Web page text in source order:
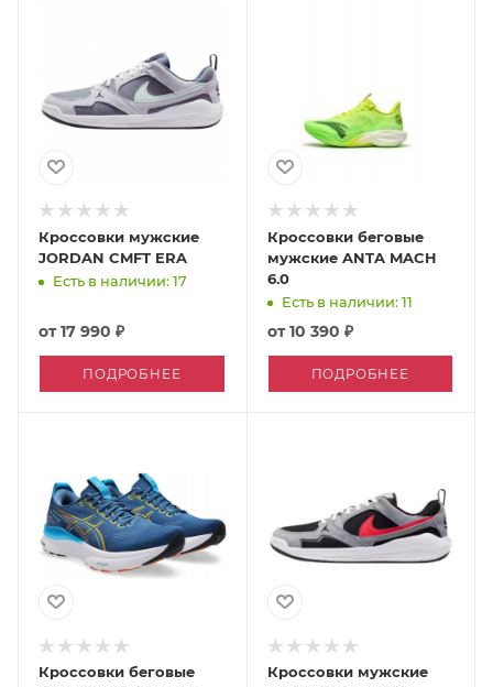
Кроссовки мужские
JORDAN CMFT ERA
Есть в наличии: 17
от17 990 ₽
ПОДРОБНЕЕ
Кроссовки беговые
мужские ANTA MACH
6.0
Есть в наличии: 11
от10 390 ₽
ПОДРОБНЕЕ
Кроссовки беговые
Кроссовки мужские